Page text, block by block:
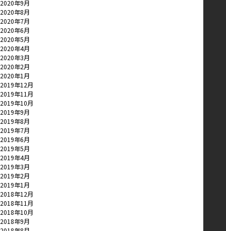
2020年9月
2020年8月
2020年7月
2020年6月
2020年5月
2020年4月
2020年3月
2020年2月
2020年1月
2019年12月
2019年11月
2019年10月
2019年9月
2019年8月
2019年7月
2019年6月
2019年5月
2019年4月
2019年3月
2019年2月
2019年1月
2018年12月
2018年11月
2018年10月
2018年9月